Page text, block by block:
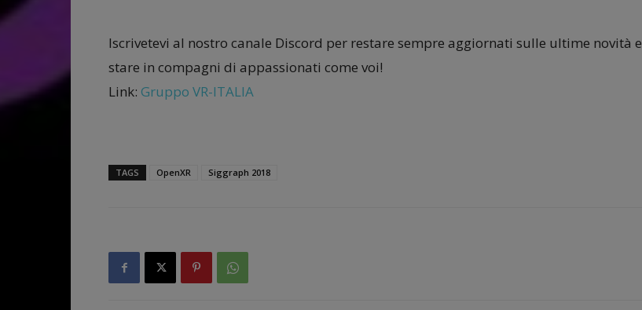
Iscrivetevi al nostro canale Discord per restare sempre aggiornati sulle ultime novità e
stare in compagni di appassionati come voi!
Link: Gruppo VR-ITALIA
TAGS OpenXR Siggraph 2018